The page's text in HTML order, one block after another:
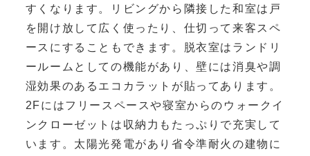
すくなります。リビングから隣接した和室は戸
を開け放して広く使ったり、仕切って来客スペ
ースにすることもできます。脱衣室はランドリ
ールームとしての機能があり、壁には消臭や調
湿効果のあるエコカラットが貼ってあります。
2Fにはフリースペースや寝室からのウォークイ
ンクローゼットは収納力もたっぷりで充実して
います。太陽光発電があり省令準耐火の建物に